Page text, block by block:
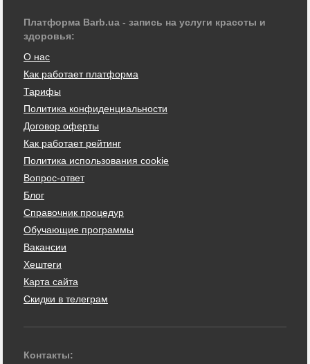
Платформа Barb.ua - запись на услуги красоты и
здоровья:
О нас
Как работает платформа
Тарифы
Политика конфиденциальности
Договор оферты
Как работает рейтинг
Политика использования cookie
Вопрос-ответ
Блог
Справочник процедур
Обучающие программы
Вакансии
Хештеги
Карта сайта
Скидки в телеграм
Контакты: